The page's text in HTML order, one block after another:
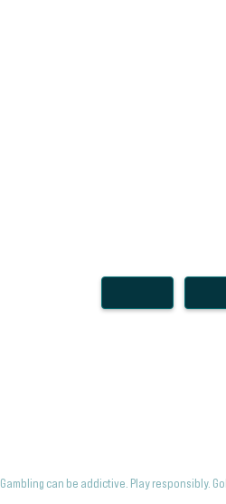
Gambling can be addictive. Play responsibly.